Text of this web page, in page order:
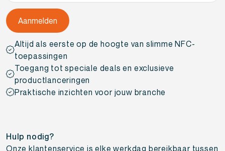
Altijd als eerste op de hoogte van slimme NFC-
toepassingen
Toegang tot speciale deals en exclusieve
productlanceringen
Praktische inzichten voor jouw branche
Hulp nodig?
Onze klantenservice is elke werkdag bereikbaar tussen